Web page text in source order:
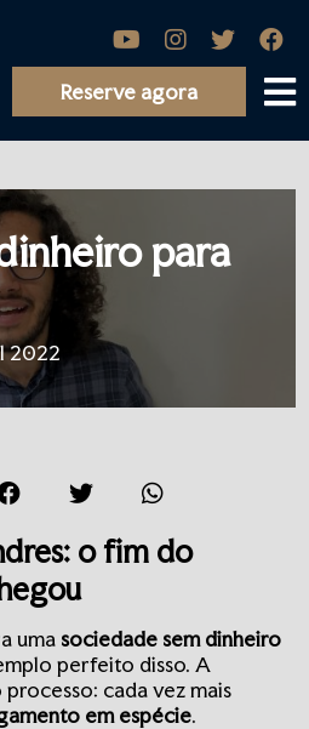
Reserve agora
para
2022
o fim do
uma sociedade sem dinheiro
perfeito disso. A
cada vez mais
em espécie.